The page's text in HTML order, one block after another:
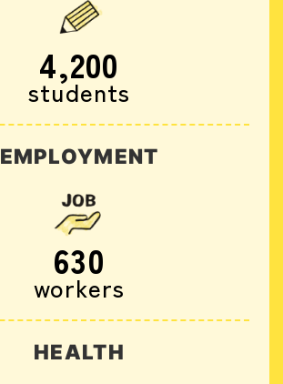
4,200
students
EMPLOYMENT
630
workers
HEALTH